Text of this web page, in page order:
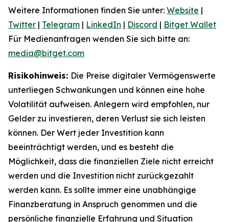
Weitere Informationen finden Sie unter: Website |
Twitter | Telegram | LinkedIn | Discord | Bitget Wallet
Für Medienanfragen wenden Sie sich bitte an:
media@bitget.com
Risikohinweis: Die Preise digitaler Vermögenswerte
unterliegen Schwankungen und können eine hohe
Volatilität aufweisen. Anlegern wird empfohlen, nur
Gelder zu investieren, deren Verlust sie sich leisten
können. Der Wert jeder Investition kann
beeinträchtigt werden, und es besteht die
Möglichkeit, dass die finanziellen Ziele nicht erreicht
werden und die Investition nicht zurückgezahlt
werden kann. Es sollte immer eine unabhängige
Finanzberatung in Anspruch genommen und die
persönliche finanzielle Erfahrung und Situation